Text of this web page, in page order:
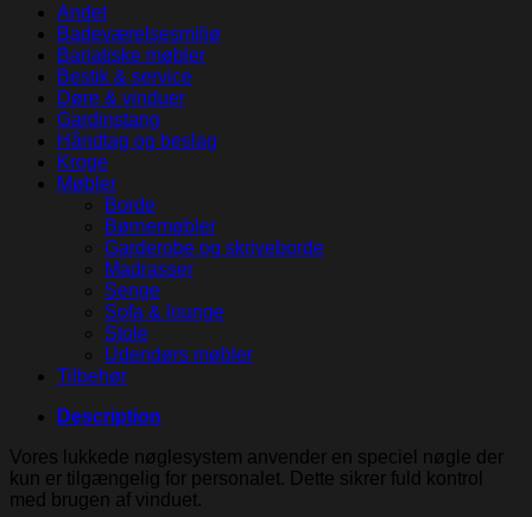
Andet
Badeværelsesmiljø
Bariatiske møbler
Bestik & service
Døre & vinduer
Gardinstang
Håndtag og beslag
Kroge
Møbler
Borde
Børnemøbler
Garderobe og skriveborde
Madrasser
Senge
Sofa & lounge
Stole
Udendørs møbler
Tilbehør
Description
Vores lukkede nøglesystem anvender en speciel nøgle der
kun er tilgængelig for personalet. Dette sikrer fuld kontrol
med brugen af vinduet.